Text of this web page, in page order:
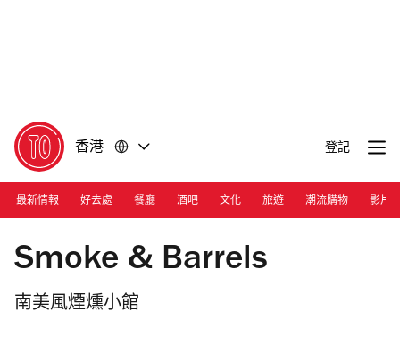
香港 登記
最新情報 好去處 餐廳 酒吧 文化 旅遊 潮流購物 影片
Photograph: Courtesy Smoke & Barrels
Smoke & Barrels
南美風煙燻小館